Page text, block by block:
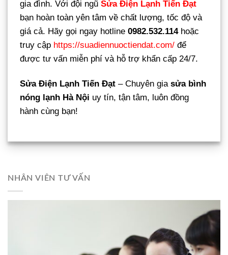
gia đình. Với đội ngũ Sửa Điện Lạnh Tiến Đạt
bạn hoàn toàn yên tâm về chất lượng, tốc độ và
giá cả. Hãy gọi ngay hotline 0982.532.114hoặc
truy cập https://suadiennuoctiendat.com/ để
được tư vấn miễn phí và hỗ trợ khẩn cấp 24/7.
Sửa Điện Lạnh Tiến Đạt – Chuyên gia sửa bình
nóng lạnh Hà Nội uy tín, tận tâm, luôn đồng
hành cùng bạn!
NHÂN VIÊN TƯ VẤN